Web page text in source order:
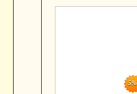
5%